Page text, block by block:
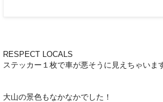
RESPECT LOCALS
ステッカー１枚で車が悪そうに見えちゃいま
大山の景色もなかなかでした！